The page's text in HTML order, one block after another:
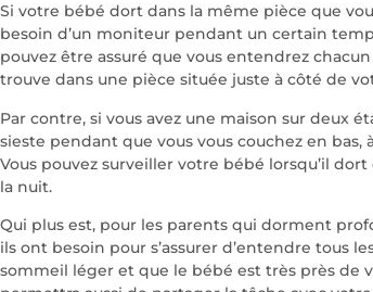
details.
luxury
https://watchesreplicabest.com/
is
invariably
headed
by
fine
franckmullerwatches.to
come
with
Si votre bébé dort dans la même pièce que
besoin d’un moniteur pendant un certain
pouvez être assuré que vous entendrez
trouve dans une pièce située juste à côté de
Par contre, si vous avez une maison sur deux
sieste pendant que vous vous couchez en
Vous pouvez surveiller votre bébé lorsqu’il
la nuit.
Qui plus est, pour les parents qui dorment
ils ont besoin pour s’assurer d’entendre tous
sommeil léger et que le bébé est très près de